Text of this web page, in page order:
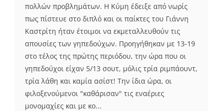
πολλών προβλημάτων. Η Κύμη έδειξε από νωρίς
πως πίστευε στο διπλό και οι παίκτες του Γιάννη
Καστρίτη ήταν έτοιμοι να εκμεταλλευθούν τις
απουσίες των γηπεδούχων. Προηγήθηκαν με 13-19
στο τέλος της πρώτης περιόδου, την ώρα που οι
γηπεδούχοι είχαν 5/13 σουτ, μόλις τρία ριμπάουντ,
τρία λάθη και καμία ασίστ! Την ίδια ώρα, οι
φιλοξενούμενοι "καθάρισαν" τις εναέριες
μονομαχίες και με κο...